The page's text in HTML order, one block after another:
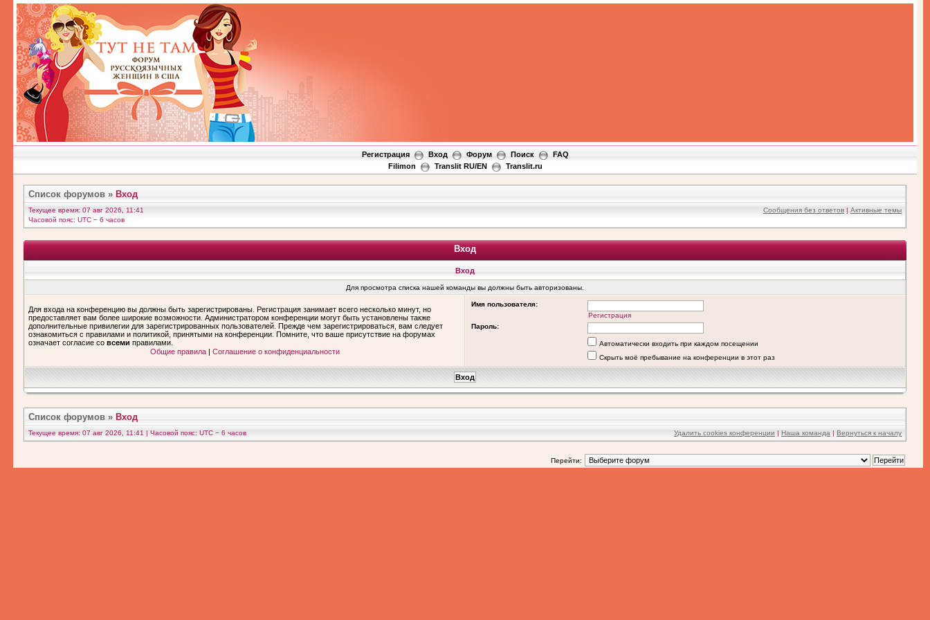
Регистрация Вход Форум Поиск
FAQ
Filimon
Translit RU/EN Translit.ru
Список форумов » Вход
Текущее время: 07 авг 2026, 11:41
Часовой пояс: UTC − 6 часов
Сообщения без ответов | Активные темы
Вход
Вход
Для просмотра списка нашей команды вы должны быть авторизованы.
Для входа на конференцию вы должны быть зарегистрированы. Регистрация занимает всего несколько минут, но
предоставляет вам более широкие возможности. Администратором конференции могут быть установлены также
дополнительные привилегии для зарегистрированных пользователей. Прежде чем зарегистрироваться, вам следует
ознакомиться с правилами и политикой, принятыми на конференции. Помните, что ваше присутствие на форумах
означает согласие со всеми правилами.
Общие правила| Соглашение о конфиденциальности
Имя пользователя:
Регистрация
Пароль:
Автоматически входить при каждом посещении
Скрыть моё пребывание на конференции в этот раз
Список форумов » Вход
Текущее время: 07 авг 2026, 11:41 | Часовой пояс: UTC − 6 часов Удалить cookies конференции | Наша команда | Вернуться к началу
Перейти: